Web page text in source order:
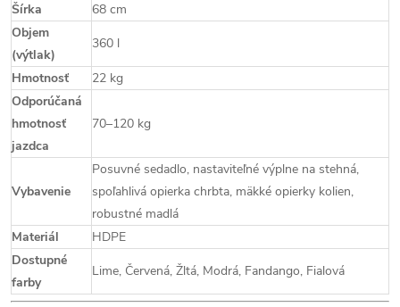
Šírka
68 cm
Objem
(výtlak)
360 l
Hmotnosť
22 kg
Odporúčaná
hmotnosť
jazdca
70–120 kg
Vybavenie
Posuvné sedadlo, nastaviteľné výplne na stehná,
spoľahlivá opierka chrbta, mäkké opierky kolien,
robustné madlá
Materiál
HDPE
Dostupné
farby
Lime, Červená, Žltá, Modrá, Fandango, Fialová